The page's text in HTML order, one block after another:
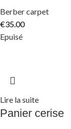
Berber carpet
€35.00
Epuisé
Lire la suite
Panier cerise